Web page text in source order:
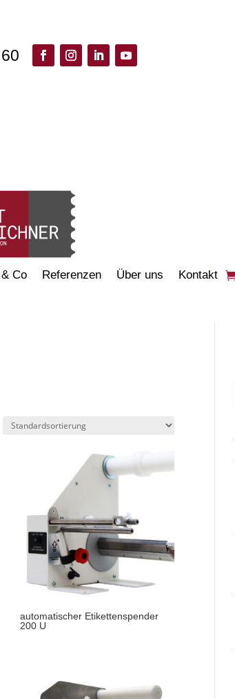
Co Referenzen Über uns Kontakt
automatischer Etikettenspender
200 U